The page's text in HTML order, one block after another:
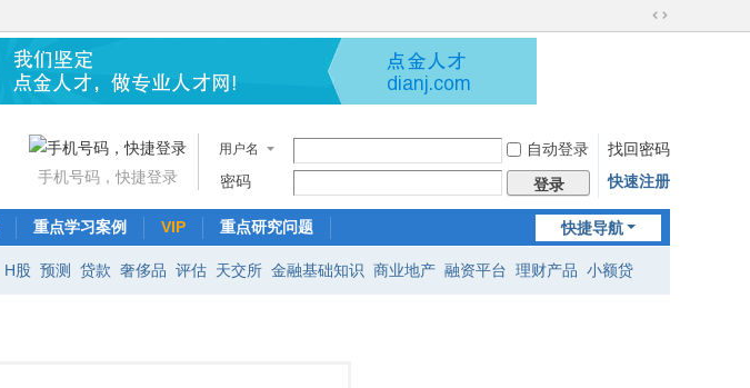
切
用户名 自动登录
找回密码
密码
登录 快速注册
手机号码，快捷登录
快捷导航
重点学习案例 VIP 重点研究问题
H股 预测 贷款 奢侈品 评估 天交所 金融基础知识 商业地产 融资平台 理财产品 小额贷